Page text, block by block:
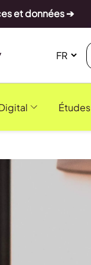
et données ➔
Études